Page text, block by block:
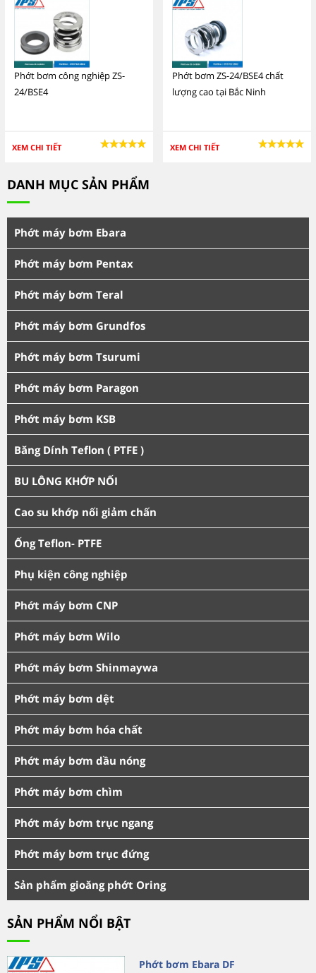
Phớt bơm công nghiệp ZS-
24/BSE4
XEM CHI TIẾT
Phớt bơm ZS-24/BSE4 chất
lượng cao tại Bắc Ninh
XEM CHI TIẾT
DANH MỤC SẢN PHẨM
Phớt máy bơm Ebara
Phớt máy bơm Pentax
Phớt máy bơm Teral
Phớt máy bơm Grundfos
Phớt máy bơm Tsurumi
Phớt máy bơm Paragon
Phớt máy bơm KSB
Băng Dính Teflon ( PTFE )
BU LÔNG KHỚP NỐI
Cao su khớp nối giảm chấn
Ống Teflon- PTFE
Phụ kiện công nghiệp
Phớt máy bơm CNP
Phớt máy bơm Wilo
Phớt máy bơm Shinmaywa
Phớt máy bơm dệt
Phớt máy bơm hóa chất
Phớt máy bơm dầu nóng
Phớt máy bơm chìm
Phớt máy bơm trục ngang
Phớt máy bơm trục đứng
Sản phẩm gioăng phớt Oring
SẢN PHẨM NỔI BẬT
Phớt bơm Ebara DF